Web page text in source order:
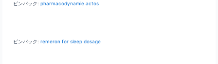
ピンバック: pharmacodynamie actos
ピンバック: remeron for sleep dosage